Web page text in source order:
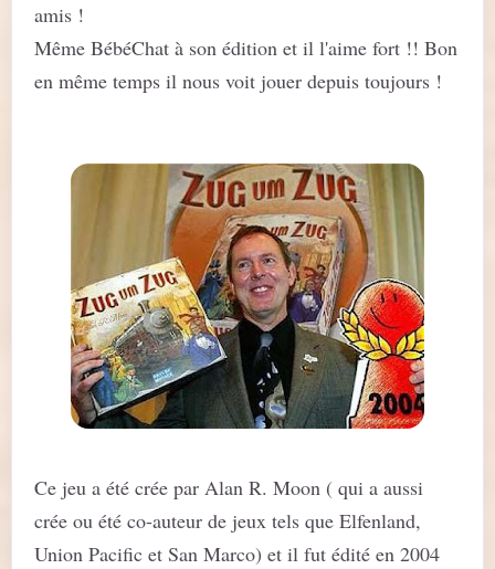
amis !
Même BébéChat à son édition et il l'aime fort !! Bon
en même temps il nous voit jouer depuis toujours !
Ce jeu a été crée par Alan R. Moon ( qui a aussi
crée ou été co-auteur de jeux tels que Elfenland,
Union Pacific et San Marco) et il fut édité en 2004